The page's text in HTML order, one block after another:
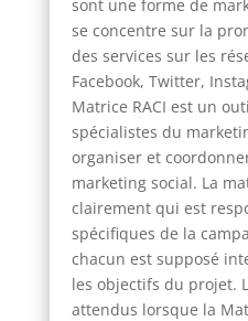
sont une forme de
se concentre sur la
des services sur les
Facebook, Twitter,
Matrice RACI est un
spécialistes du
organiser et
marketing social. La
clairement qui est
spécifiques de la
chacun est supposé
les objectifs du projet.
attendus lorsque la